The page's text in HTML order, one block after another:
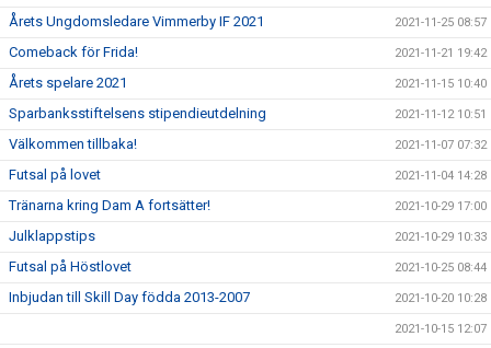
Årets Ungdomsledare Vimmerby IF 2021 2021-11-25 08:57
Comeback för Frida! 2021-11-21 19:42
Årets spelare 2021 2021-11-15 10:40
Sparbanksstiftelsens stipendieutdelning 2021-11-12 10:51
Välkommen tillbaka! 2021-11-07 07:32
Futsal på lovet 2021-11-04 14:28
Tränarna kring Dam A fortsätter! 2021-10-29 17:00
Julklappstips 2021-10-29 10:33
Futsal på Höstlovet 2021-10-25 08:44
Inbjudan till Skill Day födda 2013-2007 2021-10-20 10:28
2021-10-15 12:07